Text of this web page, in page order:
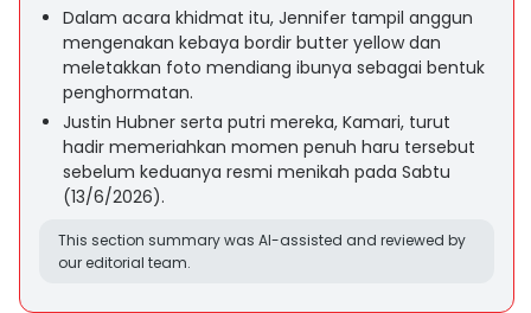
Dalam acara khidmat itu, Jennifer tampil anggun
mengenakan kebaya bordir butter yellow dan
meletakkan foto mendiang ibunya sebagai bentuk
penghormatan.
Justin Hubner serta putri mereka, Kamari, turut
hadir memeriahkan momen penuh haru tersebut
sebelum keduanya resmi menikah pada Sabtu
(13/6/2026).
This section summary was AI-assisted and reviewed by
our editorial team.